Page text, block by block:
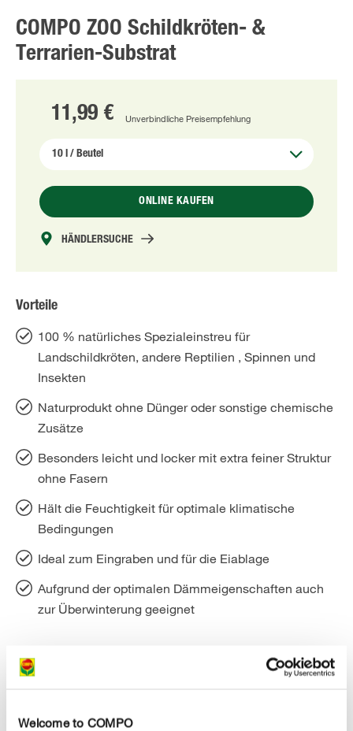
Welcome to COMPO
COMPO ZOO Schildkröten- &
Terrarien-Substrat
11,99 € Unverbindliche Preisempfehlung
ONLINE KAUFEN
HÄNDLERSUCHE
Vorteile
100 % natürliches Spezialeinstreu für
Landschildkröten, andere Reptilien , Spinnen und
Insekten
Naturprodukt ohne Dünger oder sonstige chemische
Zusätze
Besonders leicht und locker mit extra feiner Struktur
ohne Fasern
Hält die Feuchtigkeit für optimale klimatische
Bedingungen
Ideal zum Eingraben und für die Eiablage
Aufgrund der optimalen Dämmeigenschaften auch
zur Überwinterung geeignet